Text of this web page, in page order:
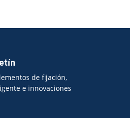
de fijación,
e innovaciones